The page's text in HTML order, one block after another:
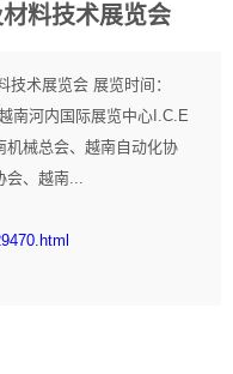
料技术展览会
技术展览会 展览时间：
南河内国际展览中心I.C.E
机械总会、越南自动化协
、越南...